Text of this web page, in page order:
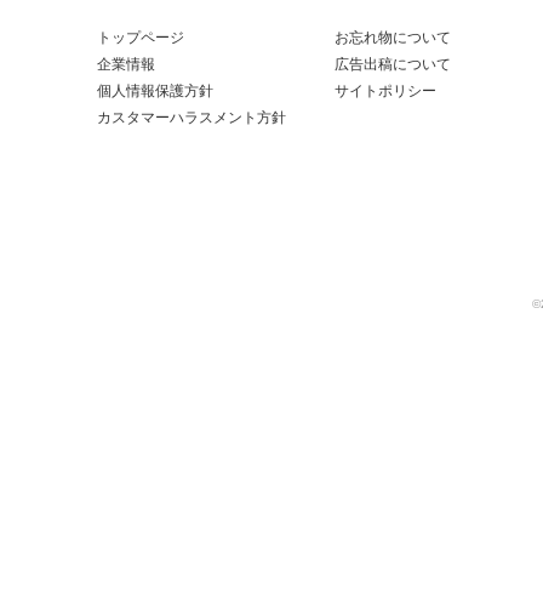
トップページ
お忘れ物について
企業情報
広告出稿について
個人情報保護方針
サイトポリシー
カスタマーハラスメント方針